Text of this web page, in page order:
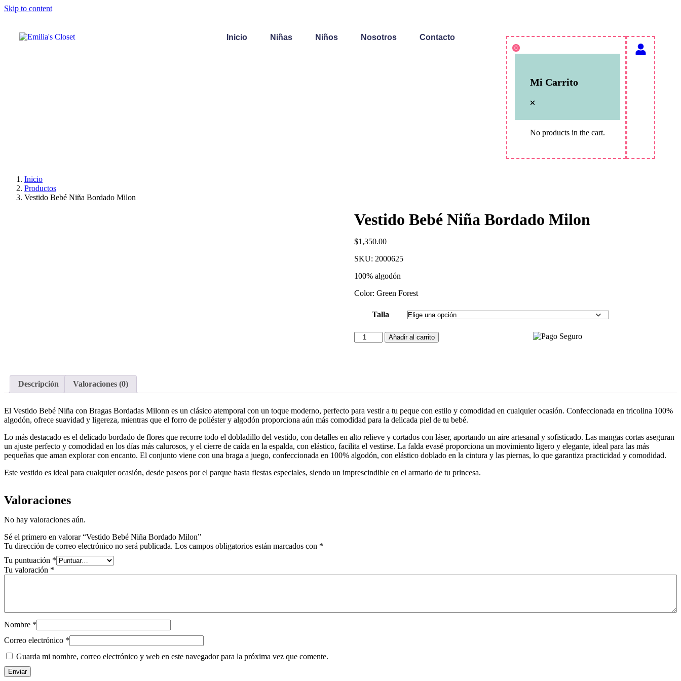
Skip to content
Inicio Niñas Niños Nosotros Contacto
0
Mi Carrito
No products in the cart.
Inicio
Productos
Vestido Bebé Niña Bordado Milon
Vestido Bebé Niña Bordado Milon
$1,350.00
SKU: 2000625
100% algodón
Color: Green Forest
Talla
Añadir al carrito
Descripción Valoraciones (0)
El Vestido Bebé Niña con Bragas Bordadas Milonn es un clásico atemporal con un toque moderno, perfecto para vestir a tu peque con estilo y comodidad en cualquier ocasión. Confeccionada en tricolina 100%
algodón, ofrece suavidad y ligereza, mientras que el forro de poliéster y algodón proporciona aún más comodidad para la delicada piel de tu bebé.
Lo más destacado es el delicado bordado de flores que recorre todo el dobladillo del vestido, con detalles en alto relieve y cortados con láser, aportando un aire artesanal y sofisticado. Las mangas cortas aseguran
un ajuste perfecto y comodidad en los días más calurosos, y el cierre de caída en la espalda, con elástico, facilita el vestirse. La falda evasé proporciona un movimiento ligero y elegante, ideal para las más
pequeñas que aman explorar con encanto. El conjunto viene con una braga a juego, confeccionada en 100% algodón, con elástico doblado en la cintura y las piernas, lo que garantiza practicidad y comodidad.
Este vestido es ideal para cualquier ocasión, desde paseos por el parque hasta fiestas especiales, siendo un imprescindible en el armario de tu princesa.
Valoraciones
No hay valoraciones aún.
Sé el primero en valorar “Vestido Bebé Niña Bordado Milon”
Tu dirección de correo electrónico no será publicada. Los campos obligatorios están marcados con *
Tu puntuación *
Tu valoración *
Nombre *
Correo electrónico *
Guarda mi nombre, correo electrónico y web en este navegador para la próxima vez que comente.